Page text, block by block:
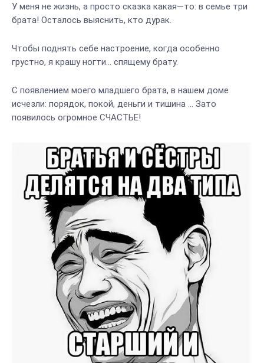
У меня не жизнь, а просто сказка какая—то: в семье три
брата! Осталось выяснить, кто дурак.
Чтобы поднять себе настроение, когда особенно
грустно, я крашу ногти… спящему брату.
С появлением моего младшего брата, в нашем доме
исчезли: порядок, покой, деньги и тишина … Зато
появилось огромное СЧАСТЬЕ!